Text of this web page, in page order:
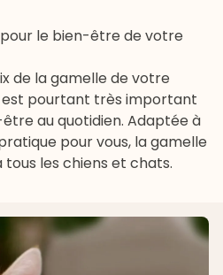
le bien-être de votre
de la gamelle de votre
pourtant très important
au quotidien. Adaptée à
pour vous, la gamelle
les chiens et chats.